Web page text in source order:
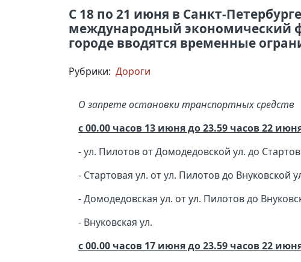
С 18 по 21 июня в Санкт-
международный экономический
городе вводятся временные
Рубрики: Дороги
О запрете остановки транспортных средств
с 00.00 часов 13 июня до 23.59 часов 22
- ул. Пилотов от Домодедовской ул. до
- Стартовая ул. от ул. Пилотов до Внуковской
- Домодедовская ул. от ул. Пилотов до
- Внуковская ул.
с 00.00 часов 17 июня до 23.59 часов 22